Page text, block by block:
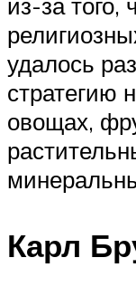
удалось
стратегию
овощах,
Карл